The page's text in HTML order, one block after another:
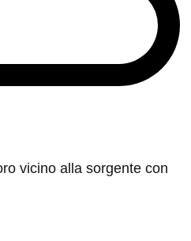
vicino alla sorgente con